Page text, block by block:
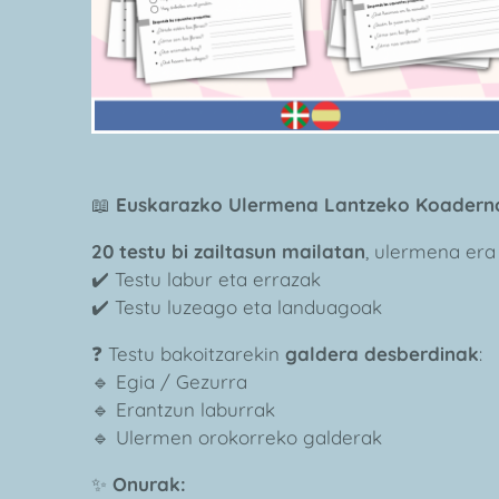
📖 Euskarazko Ulermena Lantzeko
20 testu bi zailtasun mailatan, ulermena
✔️ Testu labur eta errazak
✔️ Testu luzeago eta landuagoak
❓ Testu bakoitzarekin galdera desberdinak:
🔹 Egia / Gezurra
🔹 Erantzun laburrak
🔹 Ulermen orokorreko galderak
✨ Onurak: